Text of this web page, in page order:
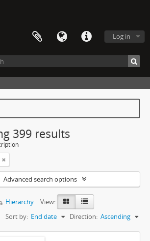
Log in
399 results
Advanced search options
Hierarchy
View:
Sort by: End date Direction: Ascending